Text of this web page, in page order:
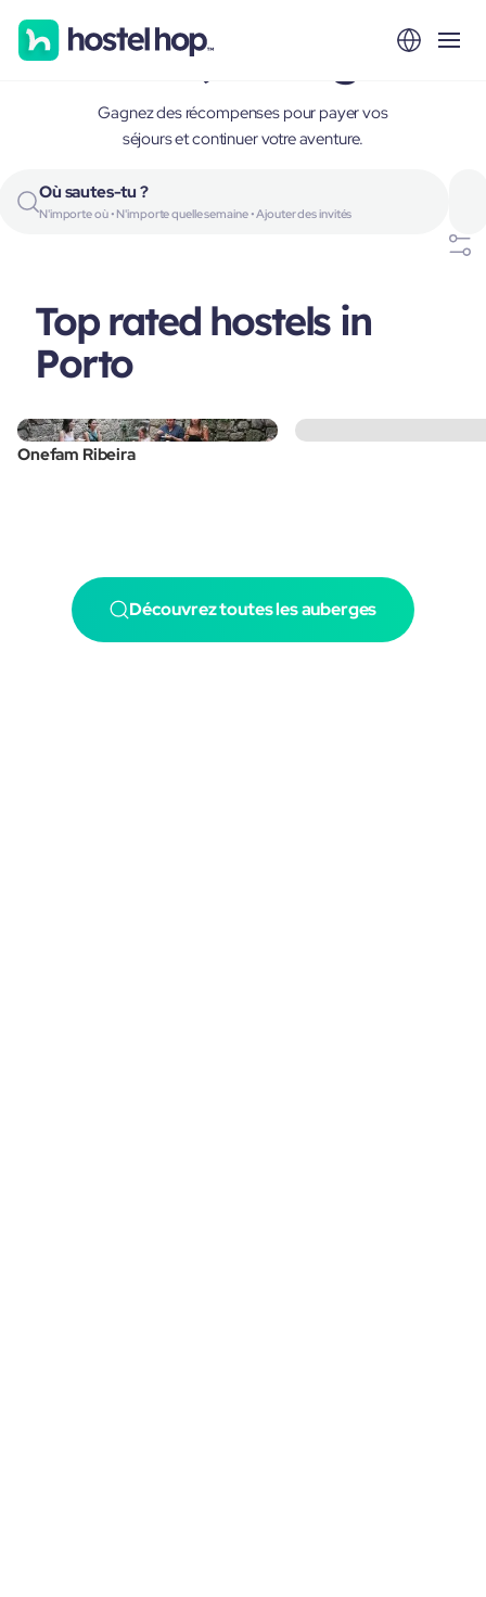
Porto, Portugal
Gagnez des récompenses pour payer vos
séjours et continuer votre aventure.
Où sautes-tu ?
N'importe où • N'importe quelle semaine • Ajouter des invités
Top rated hostels in
Porto
Onefam Ribeira
Découvrez toutes les auberges